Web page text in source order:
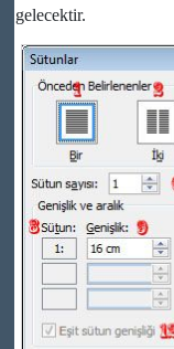
gelecektir.